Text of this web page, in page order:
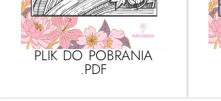
PLIK DO POBRANIA
.PDF